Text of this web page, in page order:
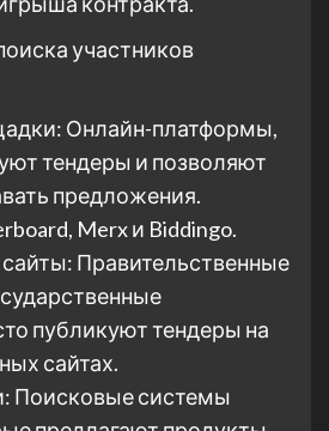
участников
Онлайн-платформы,
тендеры и позволяют
предложения.
Merx и Biddingo.
Правительственные
публикуют тендеры на
сайтах.
Поисковые системы